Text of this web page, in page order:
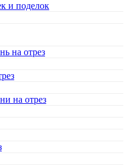
и поделок
на отрез
на отрез